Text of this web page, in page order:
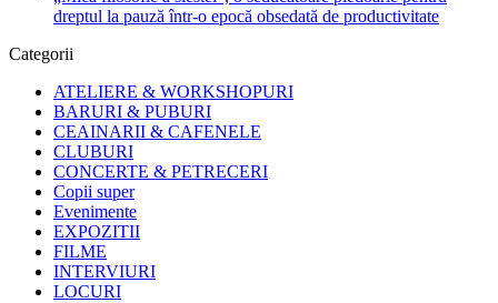
dreptul la pauză într-o epocă obsedată de productivitate
Categorii
ATELIERE & WORKSHOPURI
BARURI & PUBURI
CEAINARII & CAFENELE
CLUBURI
CONCERTE & PETRECERI
Copii super
Evenimente
EXPOZITII
FILME
INTERVIURI
LOCURI